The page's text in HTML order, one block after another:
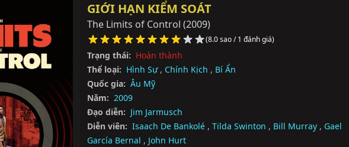
GIỚI HẠN KIỂM SOÁT
The Limits of Control (2009)
(8.0 sao / 1 đánh giá)
Trạng thái: Hoàn thành
Thể loại: Hình Sự , Chính Kịch , Bí Ẩn
Quốc gia: Âu Mỹ
Năm: 2009
Đạo diễn: Jim Jarmusch
Diễn viên: Isaach De Bankolé , Tilda Swinton , Bill Murray , Gael
García Bernal , John Hurt